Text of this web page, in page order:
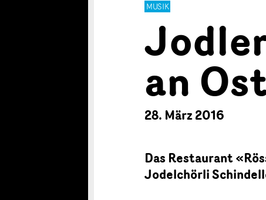
MUSIK
an
28. März 2016
Das Restaurant
Jodelchörli